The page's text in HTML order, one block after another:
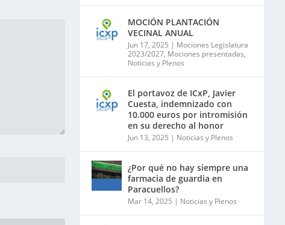
MOCIÓN PLANTACIÓN
VECINAL ANUAL
Jun 17, 2025 | Mociones Legislatura
2023/2027, Mociones presentadas,
Noticias y Plenos
El portavoz de ICxP, Javier
Cuesta, indemnizado con
10.000 euros por intromisión
en su derecho al honor
Jun 13, 2025 | Noticias y Plenos
¿Por qué no hay siempre una
farmacia de guardia en
Paracuellos?
Mar 14, 2025 | Noticias y Plenos